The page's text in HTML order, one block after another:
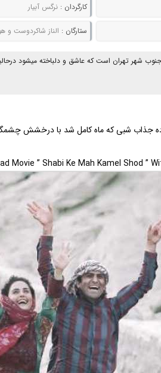
کارگردان :نرگس آبیار
ستارگان : الناز شاکردوست و
شهر تهران است که عاشق و دلباخته میشود
جذاب شبی که ماه کامل شد با درخشش
Movie ” Shabi Ke Mah Kamel Shod ”